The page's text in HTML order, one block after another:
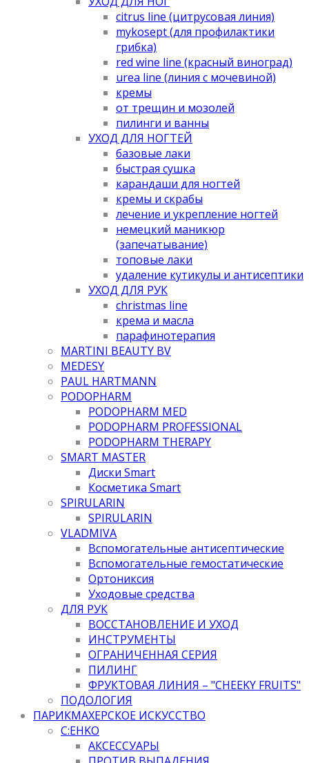
citrus line (цитрусовая линия)
mykosept (для профилактики
грибка)
red wine line (красный виноград)
urea line (линия с мочевиной)
кремы
от трещин и мозолей
пилинги и ванны
УХОД ДЛЯ НОГТЕЙ
базовые лаки
быстрая сушка
карандаши для ногтей
кремы и скрабы
лечение и укрепление ногтей
немецкий маникюр
(запечатывание)
топовые лаки
удаление кутикулы и антисептики
УХОД ДЛЯ РУК
christmas line
крема и масла
парафинотерапия
MARTINI BEAUTY BV
MEDESY
PAUL HARTMANN
PODOPHARM
PODOPHARM MED
PODOPHARM PROFESSIONAL
PODOPHARM THERAPY
SMART MASTER
Диски Smart
Косметика Smart
SPIRULARIN
SPIRULARIN
VLADMIVA
Вспомогательные антисептические
Вспомогательные гемостатические
Ортониксия
Уходовые средства
ДЛЯ РУК
ВОССТАНОВЛЕНИЕ И УХОД
ИНСТРУМЕНТЫ
ОГРАНИЧЕННАЯ СЕРИЯ
ПИЛИНГ
ФРУКТОВАЯ ЛИНИЯ – "CHEEKY FRUITS"
ПОДОЛОГИЯ
ПАРИКМАХЕРСКОЕ ИСКУССТВО
C:EHKO
АКСЕССУАРЫ